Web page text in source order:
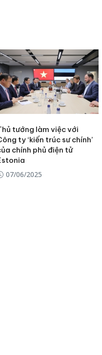
tướng làm việc với
ty ‘kiến trúc sư chính’
chính phủ điện tử
07/06/2025